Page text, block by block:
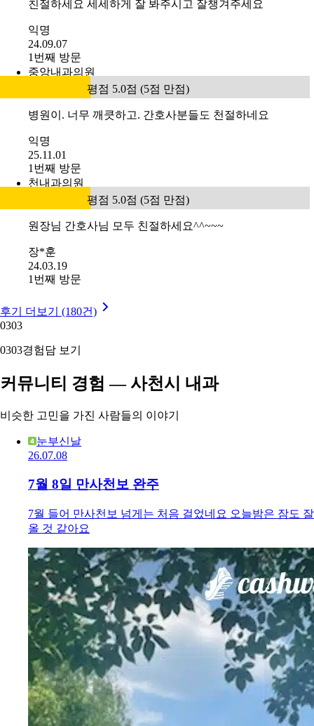
친절하세요 세세하게 잘 봐주시고 잘챙겨주세요
익명
24.09.07
1번째 방문
중앙내과의원
평점 5.0점 (5점 만점)
병원이. 너무 깨큿하고. 간호사분들도 천절하네요
익명
25.11.01
1번째 방문
천내과의원
평점 5.0점 (5점 만점)
원장님 간호사님 모두 친절하세요^^~~~
장*훈
24.03.19
1번째 방문
후기 더보기 (180건)
0303
0303경험담 보기
커뮤니티 경험 — 사천시 내과
비슷한 고민을 가진 사람들의 이야기
눈부신날
26.07.08
7월 8일 만사천보 완주
7월 들어 만사천보 넘게는 처음 걸었네요 오늘밤은 잠도 잘
올 것 같아요